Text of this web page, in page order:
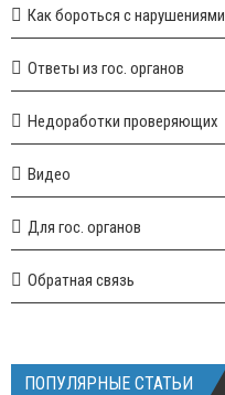
Как бороться с нарушениями
Ответы из гос. органов
Недоработки проверяющих
Видео
Для гос. органов
Обратная связь
ПОПУЛЯРНЫЕ СТАТЬИ